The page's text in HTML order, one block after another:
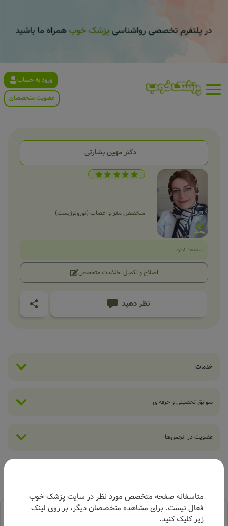
ورود به حساب
عضویت متخصصان
دکتر مهین بشارتی
متخصص مغز و اعصاب (نورولوژیست)
بیمه‌ها: ندارد
اصلاح و تکمیل اطلاعات متخصص
نظر دهید
خدمات
سوابق تحصیلی و حرفه‌ای
عضویت در انجمن‌ها
امتیاز از بین10نظر
متاسفانه صفحه متخصص مورد نظر در سایت پزشک خوب
فعال نیست. برای مشاهده متخصصان دیگر، بر روی لینک
زیر کلیک کنید.